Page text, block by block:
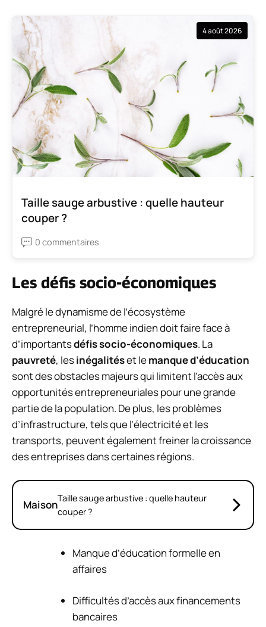
4 août 2026
Taille sauge arbustive : quelle hauteur
couper ?
0 commentaires
Les défis socio-économiques
Malgré le dynamisme de l’écosystème
entrepreneurial, l’homme indien doit faire face à
d’importantsdéfis socio-économiques. La
pauvreté, lesinégalitéset lemanque d’éducation
sont des obstacles majeurs qui limitent l’accès aux
opportunités entrepreneuriales pour une grande
partie de la population. De plus, les problèmes
d’infrastructure, tels que l’électricité et les
transports, peuvent également freiner la croissance
des entreprises dans certaines régions.
MaisonTaille sauge arbustive : quelle hauteur
couper ?
Manque d’éducation formelle en
affaires
Difficultés d’accès aux financements
bancaires